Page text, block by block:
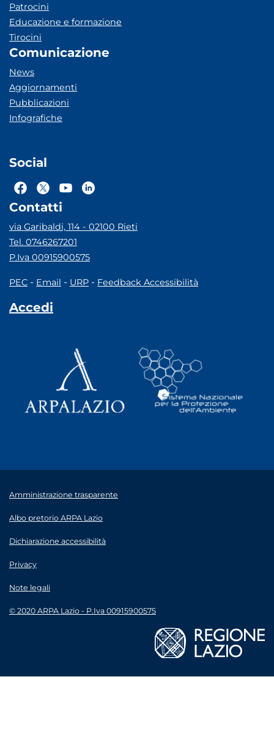
Patrocini
Educazione e formazione
Tirocini
Comunicazione
News
Aggiornamenti
Pubblicazioni
Infografiche
Social
Contatti
via Garibaldi, 114 - 02100 Rieti
Tel. 0746267201
P.Iva 00915900575
PEC - Email - URP - Feedback Accessibilità
Accedi
Amministrazione trasparente
Albo pretorio ARPA Lazio
Dichiarazione accessibilità
Privacy
Note legali
© 2020 ARPA Lazio - P.Iva 00915900575